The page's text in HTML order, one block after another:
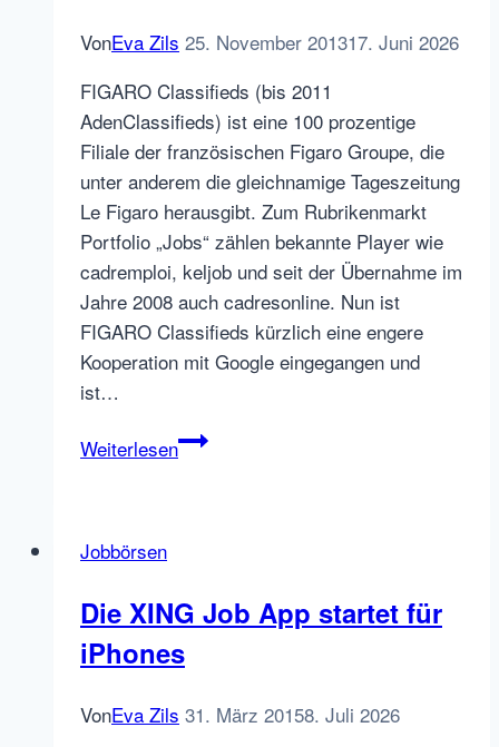
VonEva Zils 25. November 201317. Juni 2026
FIGARO Classifieds (bis 2011
AdenClassifieds) ist eine 100 prozentige
Filiale der französischen Figaro Groupe, die
unter anderem die gleichnamige Tageszeitung
Le Figaro herausgibt. Zum Rubrikenmarkt
Portfolio „Jobs“ zählen bekannte Player wie
cadremploi, keljob und seit der Übernahme im
Jahre 2008 auch cadresonline. Nun ist
FIGARO Classifieds kürzlich eine engere
Kooperation mit Google eingegangen und
ist…
WeiterlesenFIGARO
Google
Premier
Partner
Jobbörsen
Die XING Job App startet für
iPhones
VonEva Zils 31. März 20158. Juli 2026